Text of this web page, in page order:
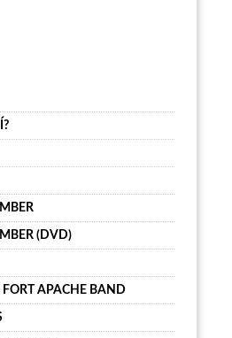
(DVD)
FORT APACHE BAND